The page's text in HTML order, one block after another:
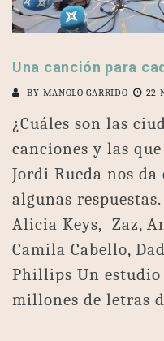
Una canción para
BY MANOLO GARRIDO 22
¿Cuáles son las
canciones y las
Jordi Rueda nos da
algunas
Alicia Keys, Zaz,
Camila Cabello,
Phillips Un estudio
millones de letras